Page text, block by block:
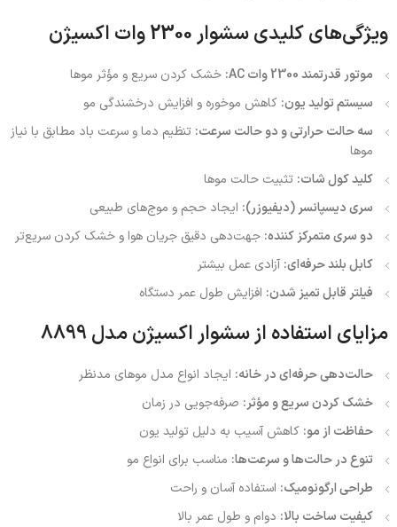
ویژگی‌های کلیدی سشوار 2300 وات اکسیژن
موتور قدرتمند 2300 وات AC:
خشک کردن سریع و مؤثر موها
سیستم تولید یون: کاهش موخوره و افزایش درخشندگی مو
سه حالت حرارتی و دو حالت سرعت: تنظیم دما و سرعت باد مطابق با نیاز
موها
کلید کول شات: تثبیت حالت موها
سری دیسپانسر (دیفیوزر): ایجاد حجم و موج‌های طبیعی
دو سری متمرکز کننده: جهت‌دهی دقیق جریان هوا و خشک کردن سریع‌تر
کابل بلند حرفه‌ای: آزادی عمل بیشتر
فیلتر قابل تمیز شدن: افزایش طول عمر دستگاه
مزایای استفاده از سشوار اکسیژن مدل 8899
حالت‌دهی حرفه‌ای در خانه: ایجاد انواع مدل موهای مدنظر
خشک کردن سریع و مؤثر: صرفه‌جویی در زمان
حفاظت از مو: کاهش آسیب به دلیل تولید یون
تنوع در حالت‌ها و سرعت‌ها: مناسب برای انواع مو
طراحی ارگونومیک: استفاده آسان و راحت
کیفیت ساخت بالا: دوام و طول عمر بالا